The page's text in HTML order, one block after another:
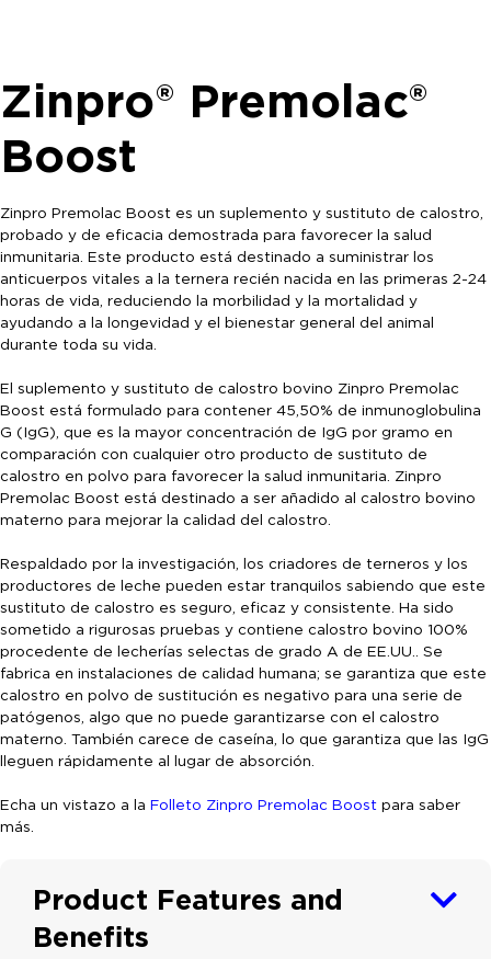
Zinpro® Premolac®
Boost
Zinpro Premolac Boost es un suplemento y sustituto de calostro,
probado y de eficacia demostrada para favorecer la salud
inmunitaria. Este producto está destinado a suministrar los
anticuerpos vitales a la ternera recién nacida en las primeras 2-24
horas de vida, reduciendo la morbilidad y la mortalidad y
ayudando a la longevidad y el bienestar general del animal
durante toda su vida.
El suplemento y sustituto de calostro bovino Zinpro Premolac
Boost está formulado para contener 45,50% de inmunoglobulina
G (IgG), que es la mayor concentración de IgG por gramo en
comparación con cualquier otro producto de sustituto de
calostro en polvo para favorecer la salud inmunitaria. Zinpro
Premolac Boost está destinado a ser añadido al calostro bovino
materno para mejorar la calidad del calostro.
Respaldado por la investigación, los criadores de terneros y los
productores de leche pueden estar tranquilos sabiendo que este
sustituto de calostro es seguro, eficaz y consistente. Ha sido
sometido a rigurosas pruebas y contiene calostro bovino 100%
procedente de lecherías selectas de grado A de EE.UU.. Se
fabrica en instalaciones de calidad humana; se garantiza que este
calostro en polvo de sustitución es negativo para una serie de
patógenos, algo que no puede garantizarse con el calostro
materno. También carece de caseína, lo que garantiza que las IgG
lleguen rápidamente al lugar de absorción.
Echa un vistazo a la Folleto Zinpro Premolac Boost para saber
más.
Product Features and
Benefits